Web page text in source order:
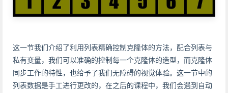
这一节我们介绍了利用列表精确控制克隆体的方法，配合列表与
私有变量，我们可以准确的控制每一个克隆体的造型，而克隆体
同步工作的特性，也给予了我们无障碍的视觉体验。这一节中的
列表数据是手工进行更改的，在之后的课程中，我们会遇到自动